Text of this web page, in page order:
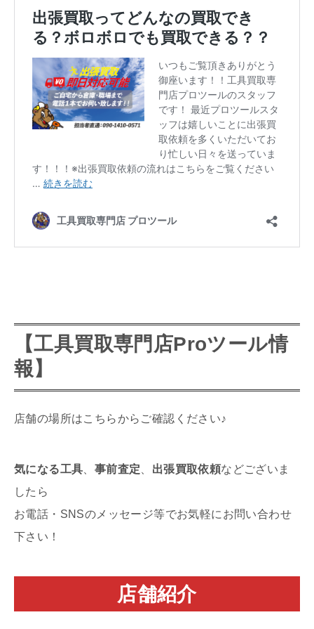
【工具買取専門店Proツール情
報】
店舗の場所はこちらからご確認ください♪
気になる工具 事前査定 出張買取依頼などございま
したら
お電話・SNSのメッセージ等でお気軽にお問い合わせ
下さい！
店舗紹介